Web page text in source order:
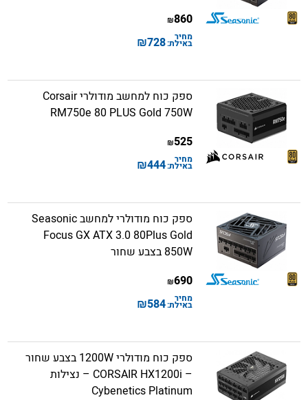
860
₪
מחיר
באילת:728
₪
ספק כוח למחשב מודולרי Corsair
RM750e 80 PLUS Gold 750W
525
₪
מחיר
באילת:444
₪
ספק כוח מודולרי למחשב Seasonic
Focus GX ATX 3.0 80Plus Gold
850W בצבע שחור
690
₪
מחיר
באילת:584
₪
ספק כוח מודולרי 1200W בצבע שחור
– CORSAIR HX1200i – נצילות
Cybenetics Platinum